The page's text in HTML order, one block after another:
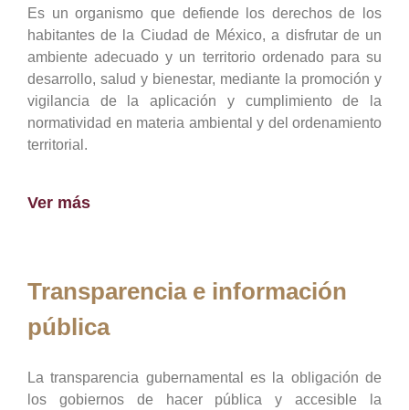
Es un organismo que defiende los derechos de los
habitantes de la Ciudad de México, a disfrutar de un
ambiente adecuado y un territorio ordenado para su
desarrollo, salud y bienestar, mediante la promoción y
vigilancia de la aplicación y cumplimiento de la
normatividad en materia ambiental y del ordenamiento
territorial.
Ver más
Transparencia e información
pública
La transparencia gubernamental es la obligación de
los gobiernos de hacer pública y accesible la